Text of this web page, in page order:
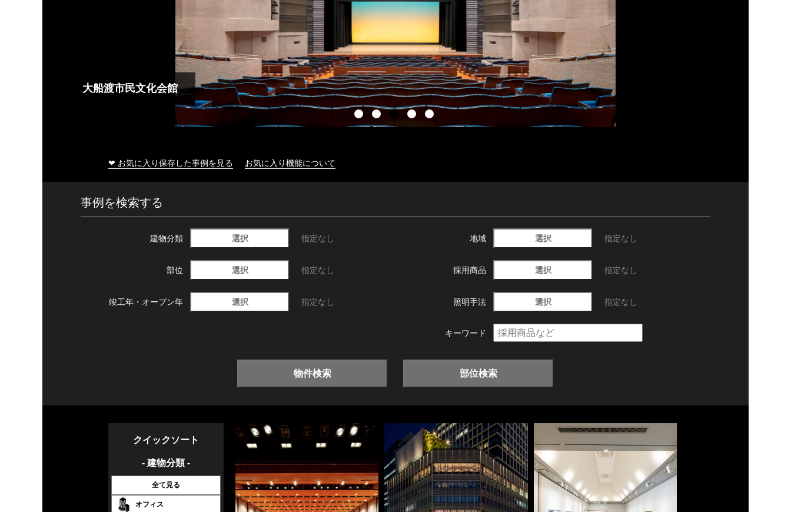
大船渡市民文化会館
❤ お気に入り保存した事例を見る お気に入り機能について
事例を検索する
建物分類 選択 指定なし 地域 選択 指定なし
部位 選択 指定なし 採用商品 選択 指定なし
竣工年・ オープン年 選択 指定なし 照明手法 選択 指定なし
キーワード
物件検索 部位検索
クイックソート
- 建物分類 -
全て見る
オフィス